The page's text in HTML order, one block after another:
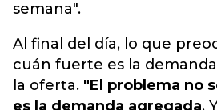
semana".
Al final del día, lo que
cuán fuerte es la
la oferta. "El problema no
es la demanda agregada.